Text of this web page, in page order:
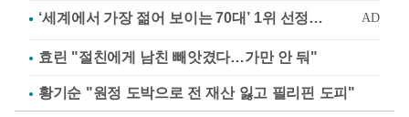
효린 "절친에게 남친 빼앗겼다…가만 안 둬"
황기순 "원정 도박으로 전 재산 잃고 필리핀 도피"